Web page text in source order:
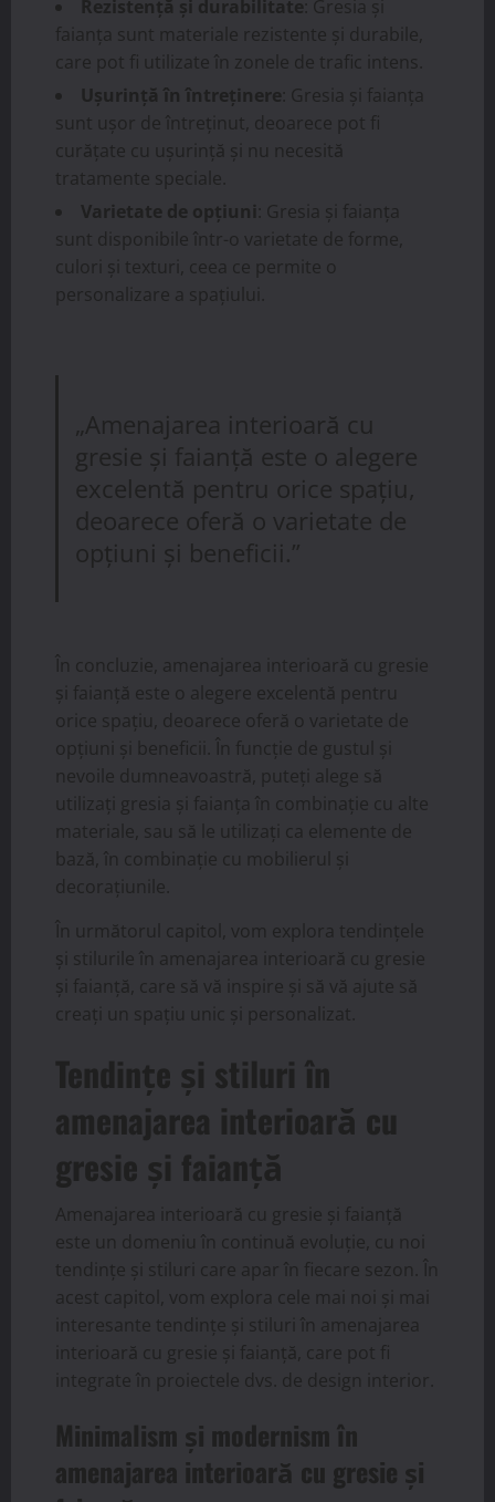
Rezistență și durabilitate : Gresia și
faianța sunt materiale rezistente și durabile,
care pot fi utilizate în zonele de trafic intens.
Ușurință în întreținere : Gresia și faianța
sunt ușor de întreținut, deoarece pot fi
curățate cu ușurință și nu necesită
tratamente speciale.
Varietate de opțiuni : Gresia și faianța
sunt disponibile într-o varietate de forme,
culori și texturi, ceea ce permite o
personalizare a spațiului.
„Amenajarea interioară cu
gresie și faianță este o alegere
excelentă pentru orice spațiu,
deoarece oferă o varietate de
opțiuni și beneficii.”
În concluzie, amenajarea interioară cu gresie
și faianță este o alegere excelentă pentru
orice spațiu, deoarece oferă o varietate de
opțiuni și beneficii. În funcție de gustul și
nevoile dumneavoastră, puteți alege să
utilizați gresia și faianța în combinație cu alte
materiale, sau să le utilizați ca elemente de
bază, în combinație cu mobilierul și
decorațiunile.
În următorul capitol, vom explora tendințele
și stilurile în amenajarea interioară cu gresie
și faianță, care să vă inspire și să vă ajute să
creați un spațiu unic și personalizat.
Tendințe și stiluri în
amenajarea interioară cu
gresie și faianță
Amenajarea interioară cu gresie și faianță
este un domeniu în continuă evoluție, cu noi
tendințe și stiluri care apar în fiecare sezon. În
acest capitol, vom explora cele mai noi și mai
interesante tendințe și stiluri în amenajarea
interioară cu gresie și faianță, care pot fi
integrate în proiectele dvs. de design interior.
Minimalism și modernism în
amenajarea interioară cu gresie și